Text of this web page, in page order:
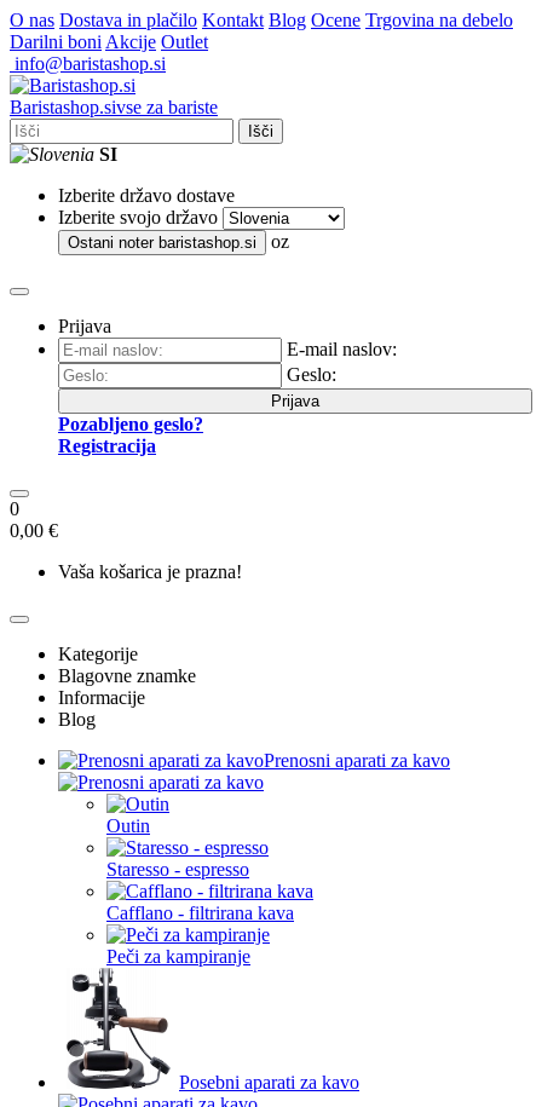
O nas Dostava in plačilo Kontakt Blog Ocene Trgovina na debelo
Darilni boni Akcije Outlet
info@baristashop.si
Baristashop.sivse za bariste
Išči
SI
Izberite državo dostave
Izberite svojo državo
Ostani noter baristashop.si oz
Prijava
E-mail naslov:
Geslo:
Prijava
Pozabljeno geslo?
Registracija
0
0,00 €
Vaša košarica je prazna!
Kategorije
Blagovne znamke
Informacije
Blog
Prenosni aparati za kavo
Outin
Staresso - espresso
Cafflano - filtrirana kava
Peči za kampiranje
Posebni aparati za kavo